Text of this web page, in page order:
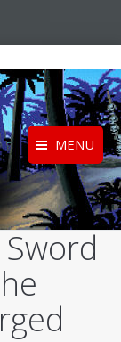
MENU
Sword